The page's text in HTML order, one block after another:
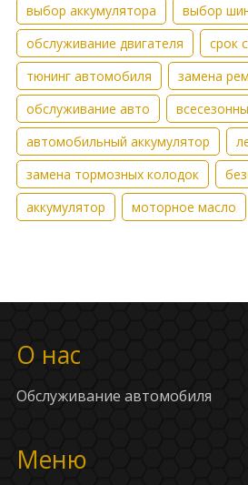
выбор аккумулятора
выбор
обслуживание двигателя
срок
тюнинг автомобиля
замена
обслуживание авто
автомобильный аккумулятор
замена тормозных колодок
аккумулятор
моторное масло
О нас
Обслуживание автомобиля
Меню